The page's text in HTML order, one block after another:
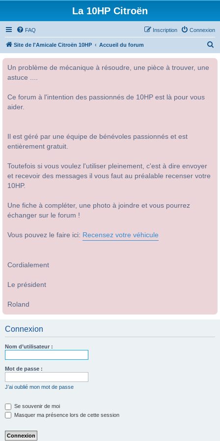
La 10HP Citroën
FAQ Connexion
Inscription
Site de l'Amicale Citroën 10HP Accueil du forum
Un problème de mécanique à résoudre, une pièce à trouver, une
astuce ....
Ce forum à l'intention des passionnés de 10HP est là pour vous
aider.
Il est géré par une équipe de bénévoles passionnés et est
entièrement gratuit.
Toutefois si vous voulez l'utiliser pleinement, c'est à dire envoyer
et recevoir des messages il vous faut au préalable recenser votre
10HP.
Une fiche à compléter, une photo à joindre et vous pourrez
échanger sur le forum !
Vous pouvez le faire ici: Recensez votre véhicule
Cordialement
Le président
Roland
Connexion
Nom d’utilisateur :
Mot de passe :
J’ai oublié mon mot de passe
Se souvenir de moi
Masquer ma présence lors de cette session